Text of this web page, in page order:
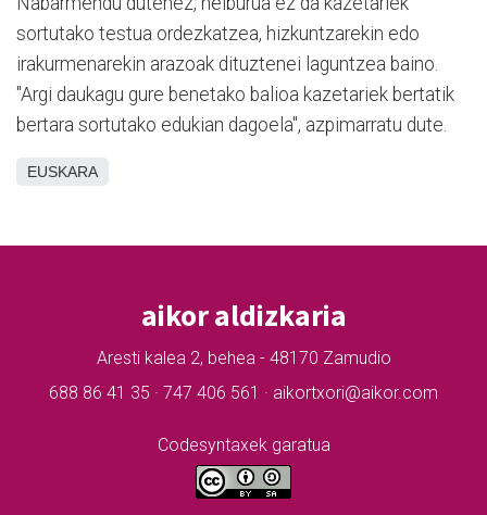
sortutako testua ordezkatzea, hizkuntzarekin edo
irakurmenarekin arazoak dituztenei laguntzea baino.
"Argi daukagu gure benetako balioa kazetariek bertatik
bertara sortutako edukian dagoela", azpimarratu dute.
EUSKARA
aikor aldizkaria
Aresti kalea 2, behea - 48170 Zamudio
688 86 41 35 · 747 406 561 · aikortxori@aikor.com
Codesyntaxek garatua